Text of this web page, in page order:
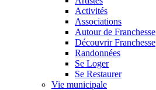
Activités
Associations
Autour de Franchesse
Découvrir Franchesse
Randonnées
Se Loger
Se Restaurer
Vie municipale